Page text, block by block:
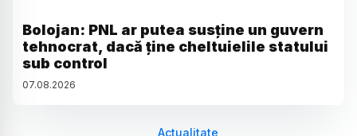
Bolojan: PNL ar putea susține un guvern
tehnocrat, dacă ține cheltuielile statului
sub control
07.08.2026
Actualitate